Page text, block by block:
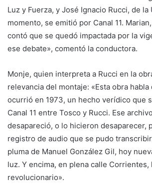
Luz y Fuerza, y José Ignacio Rucci, de la
momento, se emitió por Canal 11.
contó que se quedó impactada por la
ese debate», comentó la conductora.
Monje, quien interpreta a Rucci en la
relevancia del montaje: «Esta obra
ocurrió en 1973, un hecho verídico que
Canal 11 entre Tosco y Rucci. Ese
desapareció, o lo hicieron desaparecer,
registro de audio que se pudo
pluma de Manuel González Gil, hoy
luz. Y encima, en plena calle Corrientes,
revolucionario».